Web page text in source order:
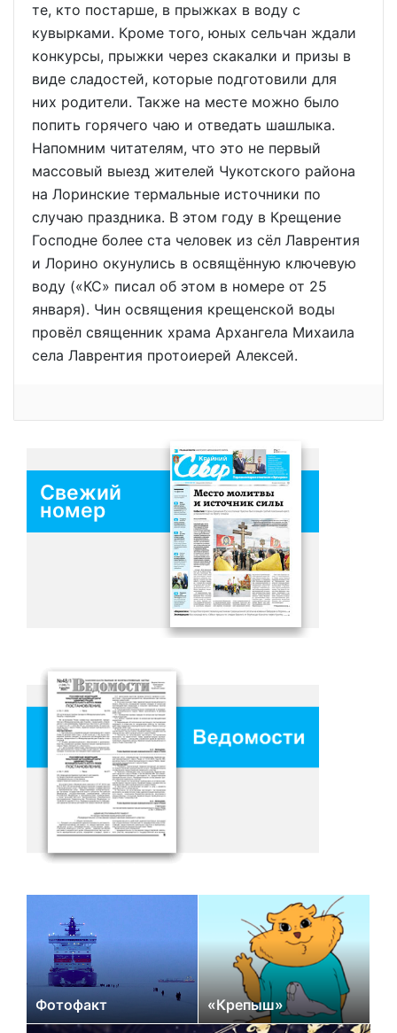
те, кто постарше, в прыжках в воду с
кувырками. Кроме того, юных сельчан ждали
конкурсы, прыжки через скакалки и призы в
виде сладостей, которые подготовили для
них родители. Также на месте можно было
попить горячего чаю и отведать шашлыка.
Напомним читателям, что это не первый
массовый выезд жителей Чукотского района
на Лоринские термальные источники по
случаю праздника. В этом году в Крещение
Господне более ста человек из сёл Лаврентия
и Лорино окунулись в освящённую ключевую
воду («КС» писал об этом в номере от 25
января). Чин освящения крещенской воды
провёл священник храма Архангела Михаила
села Лаврентия протоиерей Алексей.
Свежий
номер
Фотофакт «Крепыш»